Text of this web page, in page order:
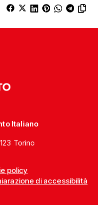
Italiano
Torino
policy
di accessibilità